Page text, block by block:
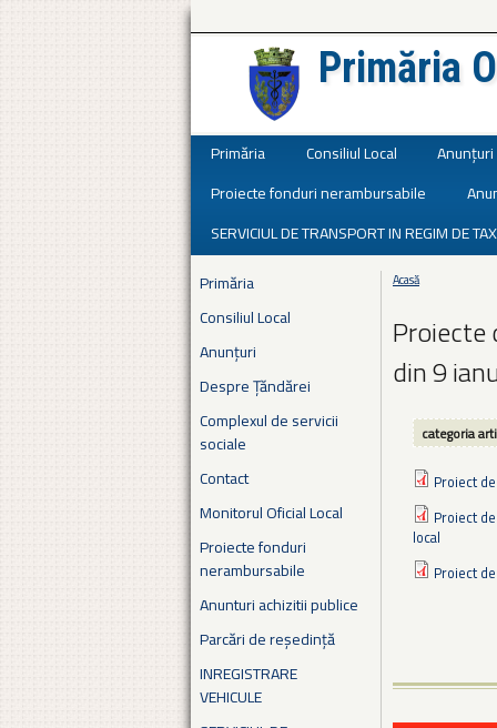
Primăria
Primăria Consiliul Local
Anunțuri
Proiecte fonduri nerambursabile
SERVICIUL DE TRANSPORT IN REGIM DE
Primăria
Consiliul Local
Anunțuri
Despre Țăndărei
Complexul de servicii
sociale
Contact
Monitorul Oficial Local
Proiecte fonduri
nerambursabile
Anunturi achizitii publice
Parcări de reședință
INREGISTRARE
VEHICULE
Eşti aici
Acasă
Proiecte
din 9
categoria
Proiect
Proiect
local
Proiect